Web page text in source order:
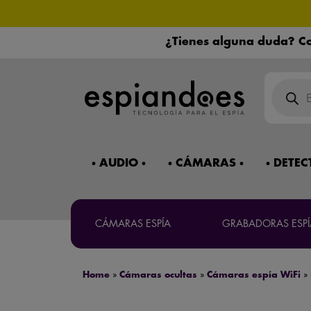
¿Tienes alguna duda?
AUDIO CÁMARAS
CÁMARAS ESPÍA GRABADORAS
Home »Cámaras ocultas »Cámaras espía WiFi »
¿Necesitas